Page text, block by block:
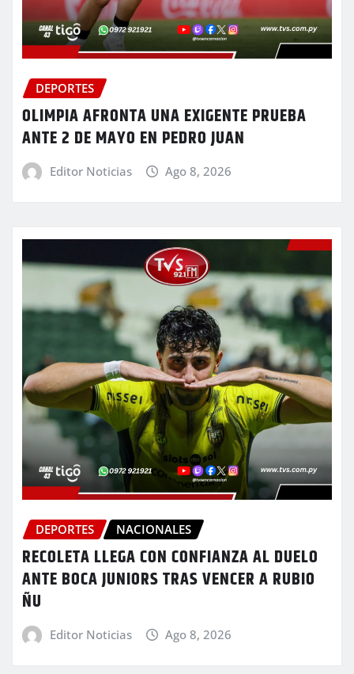
DEPORTES
OLIMPIA AFRONTA UNA EXIGENTE PRUEBA
ANTE 2 DE MAYO EN PEDRO JUAN
Editor Noticias Ago 8, 2026
DEPORTES NACIONALES
RECOLETA LLEGA CON CONFIANZA AL DUELO
ANTE BOCA JUNIORS TRAS VENCER A RUBIO
ÑU
Editor Noticias Ago 8, 2026